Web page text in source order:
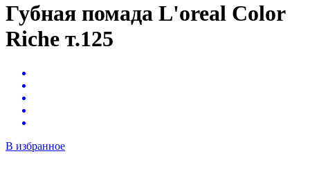
Губная помада L'oreal Color
Riche т.125
В избранное